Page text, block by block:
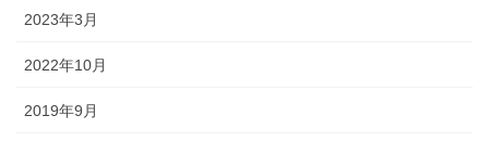
2023年3月
2022年10月
2019年9月